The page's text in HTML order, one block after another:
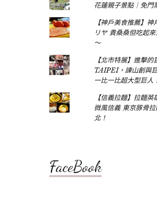
花蓮親子景點｜免門
【神戶美食推薦】
リヤ 貴桑桑但吃起
～
【北市特展】進擊
TAIPEI，諫山創與
一比一比超大型巨人
【信義拉麵】拉麵
微風信義 東京豚骨
北！
FaceBook